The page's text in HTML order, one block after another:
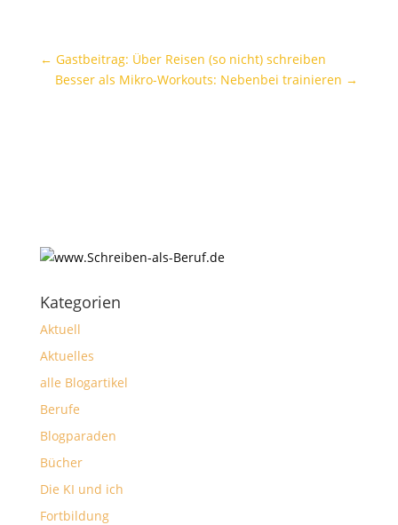
← Gastbeitrag: Über Reisen (so nicht) schreiben
Besser als Mikro-Workouts: Nebenbei trainieren →
Kategorien
Aktuell
Aktuelles
alle Blogartikel
Berufe
Blogparaden
Bücher
Die KI und ich
Fortbildung